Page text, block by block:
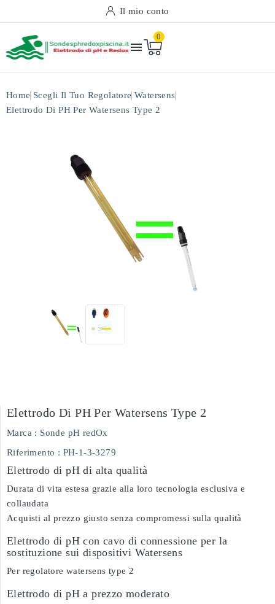
Il mio conto

0
Home Scegli Il Tuo Regolatore Watersens
Elettrodo Di PH Per Watersens Type 2
Elettrodo Di PH Per Watersens Type 2
Marca : Sonde pH redOx
Riferimento : PH-1-3-3279
Elettrodo di pH di alta qualità
Durata di vita estesa grazie alla loro tecnologia esclusiva e
collaudata
Acquisti al prezzo giusto senza compromessi sulla qualità
Elettrodo di pH con cavo di connessione per la
sostituzione sui dispositivi Watersens
Per regolatore watersens type 2
Elettrodo di pH a prezzo moderato